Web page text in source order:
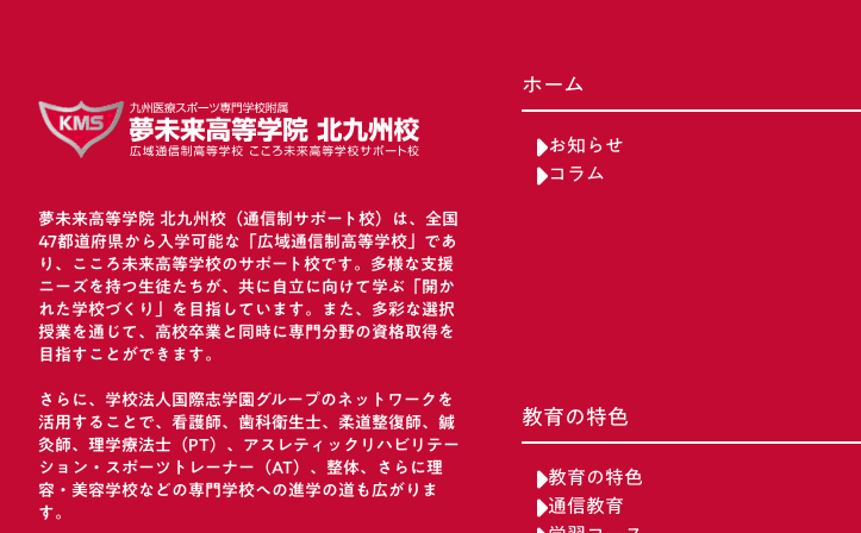
夢未来高等学院 北九州校（通信制サポート校）は、全国
47都道府県から入学可能な「広域通信制高等学校」であ
り、こころ未来高等学校のサポート校です。多様な支援
ニーズを持つ生徒たちが、共に自立に向けて学ぶ「開か
れた学校づくり」を目指しています。また、多彩な選択
授業を通じて、高校卒業と同時に専門分野の資格取得を
目指すことができます。
さらに、学校法人国際志学園グループのネットワークを
活用することで、看護師、歯科衛生士、柔道整復師、鍼
灸師、理学療法士（PT）、アスレティックリハビリテー
ション・スポーツトレーナー（AT）、整体、さらに理
容・美容学校などの専門学校への進学の道も広がりま
す。
ホーム
お知らせ
コラム
教育の特色
教育の特色
通信教育